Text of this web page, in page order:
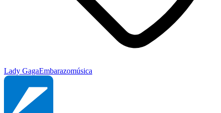
Lady GagaEmbarazomúsica